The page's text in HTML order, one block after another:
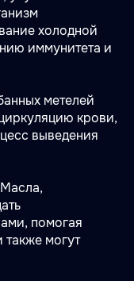
холодной
иммунитета и
метелей
крови,
выведения
помогая
также могут